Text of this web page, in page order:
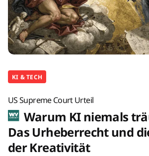
KI & TECH
US Supreme Court Urteil
Warum KI niemals
Das Urheberrecht und
der Kreativität